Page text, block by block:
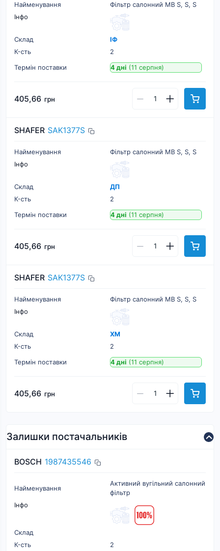
Найменування
Фільтр салонний MB S, S, S
Інфо
Склад
ІФ
К-cть
2
Термін поставки
4 дні (11 серпня)
405,66 грн
SHAFER SAK1377S
Найменування
Фільтр салонний MB S, S, S
Інфо
Склад
ДП
К-cть
2
Термін поставки
4 дні (11 серпня)
405,66 грн
SHAFER SAK1377S
Найменування
Фільтр салонний MB S, S, S
Інфо
Склад
ХМ
К-cть
2
Термін поставки
4 дні (11 серпня)
405,66 грн
Залишки постачальників
BOSCH 1987435546
Найменування
Активний вугільний салонний
фільтр
Інфо
Склад
К-cть
2